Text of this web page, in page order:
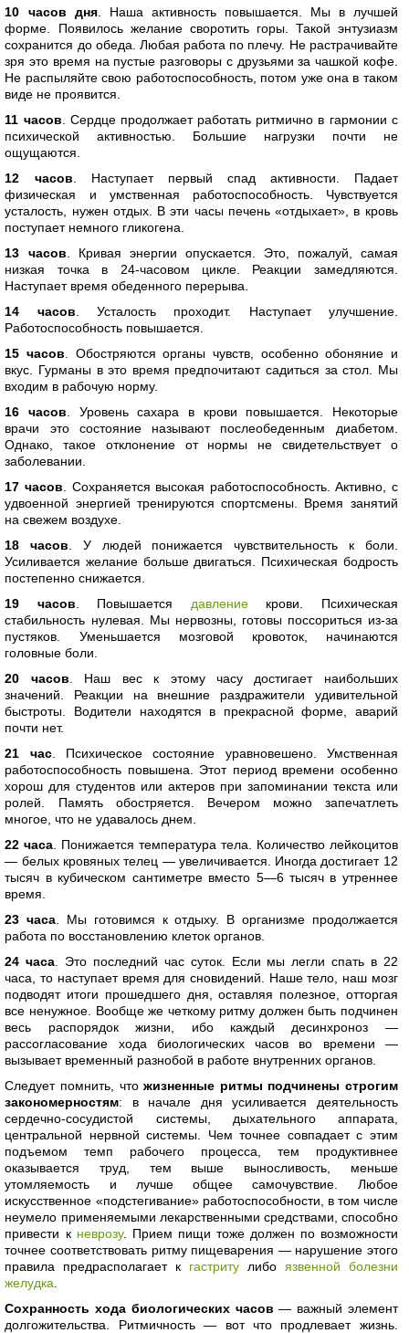
10 часов дня. Наша активность повышается. Мы в лучшей
форме. Появилось желание своротить горы. Такой энтузиазм
сохранится до обеда. Любая работа по плечу. Не растрачивайте
зря это время на пустые разговоры с друзьями за чашкой кофе.
Не распыляйте свою работоспособность, потом уже она в таком
виде не проявится.
11 часов . Сердце продолжает работать ритмично в гармонии с
психической активностью. Большие нагрузки почти не
ощущаются.
12 часов . Наступает первый спад активности. Падает
физическая и умственная работоспособность. Чувствуется
усталость, нужен отдых. В эти часы печень «отдыхает», в кровь
поступает немного гликогена.
13 часов . Кривая энергии опускается. Это, пожалуй, самая
низкая точка в 24-часовом цикле. Реакции замедляются.
Наступает время обеденного перерыва.
14 часов . Усталость проходит. Наступает улучшение.
Работоспособность повышается.
15 часов . Обостряются органы чувств, особенно обоняние и
вкус. Гурманы в это время предпочитают садиться за стол. Мы
входим в рабочую норму.
16 часов . Уровень сахара в крови повышается. Некоторые
врачи это состояние называют послеобеденным диабетом.
Однако, такое отклонение от нормы не свидетельствует о
заболевании.
17 часов . Сохраняется высокая работоспособность. Активно, с
удвоенной энергией тренируются спортсмены. Время занятий
на свежем воздухе.
18 часов . У людей понижается чувствительность к боли.
Усиливается желание больше двигаться. Психическая бодрость
постепенно снижается.
19 часов . Повышается давлениекрови. Психическая
стабильность нулевая. Мы нервозны, готовы поссориться из-за
пустяков. Уменьшается мозговой кровоток, начинаются
головные боли.
20 часов . Наш вес к этому часу достигает наибольших
значений. Реакции на внешние раздражители удивительной
быстроты. Водители находятся в прекрасной форме, аварий
почти нет.
21 час. Психическое состояние уравновешено. Умственная
работоспособность повышена. Этот период времени особенно
хорош для студентов или актеров при запоминании текста или
ролей. Память обостряется. Вечером можно запечатлеть
многое, что не удавалось днем.
22 часа . Понижается температура тела. Количество лейкоцитов
— белых кровяных телец — увеличивается. Иногда достигает 12
тысяч в кубическом сантиметре вместо 5—6 тысяч в утреннее
время.
23 часа . Мы готовимся к отдыху. В организме продолжается
работа по восстановлению клеток органов.
24 часа . Это последний час суток. Если мы легли спать в 22
часа, то наступает время для сновидений. Наше тело, наш мозг
подводят итоги прошедшего дня, оставляя полезное, отторгая
все ненужное. Вообще же четкому ритму должен быть подчинен
весь распорядок жизни, ибо каждый десинхроноз —
рассогласование хода биологических часов во времени —
вызывает временный разнобой в работе внутренних органов.
Следует помнить, чтожизненные ритмы подчинены строгим
закономерностям: в начале дня усиливается деятельность
сердечно-сосудистой системы, дыхательного аппарата,
центральной нервной системы. Чем точнее совпадает с этим
подъемом темп рабочего процесса, тем продуктивнее
оказывается труд, тем выше выносливость, меньше
утомляемость и лучше общее самочувствие. Любое
искусственное «подстегивание» работоспособности, в том числе
неумело применяемыми лекарственными средствами, способно
привести к неврозу. Прием пищи тоже должен по возможности
точнее соответствовать ритму пищеварения — нарушение этого
правила предрасполагает к гастриту либо язвенной болезни
желудка
Сохранность хода биологических часов — важный элемент
долгожительства. Ритмичность — вот что продлевает жизнь.